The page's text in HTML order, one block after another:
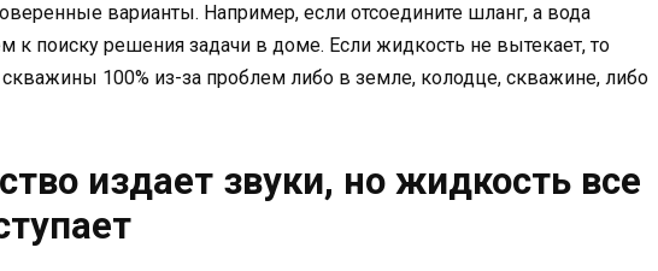
варианты. Например, если отсоедините шланг, а вода
к поиску решения задачи в доме. Если жидкость не вытекает, то
скважины 100% из-за проблем либо в земле, колодце, скважине, либо
издает звуки, но жидкость все